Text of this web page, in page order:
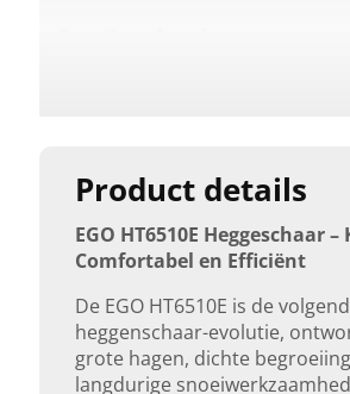
Product details
EGO HT6510E Heggeschaar
Comfortabel en Efficiënt
De EGO HT6510E is de
heggenschaar-evolutie,
grote hagen, dichte
langdurige
Twee snelheden
Snijcapaciteit (mm)
Tanddiepte mes (mm)